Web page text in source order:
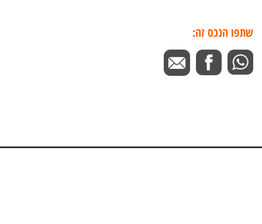
שתפו הנכס זה: